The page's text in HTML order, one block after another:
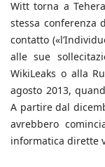
Witt torna a
stessa conferenza
contatto
alle sue
WikiLeaks o alla
agosto 2013,
A partire dal
avrebbero
informatica dirette